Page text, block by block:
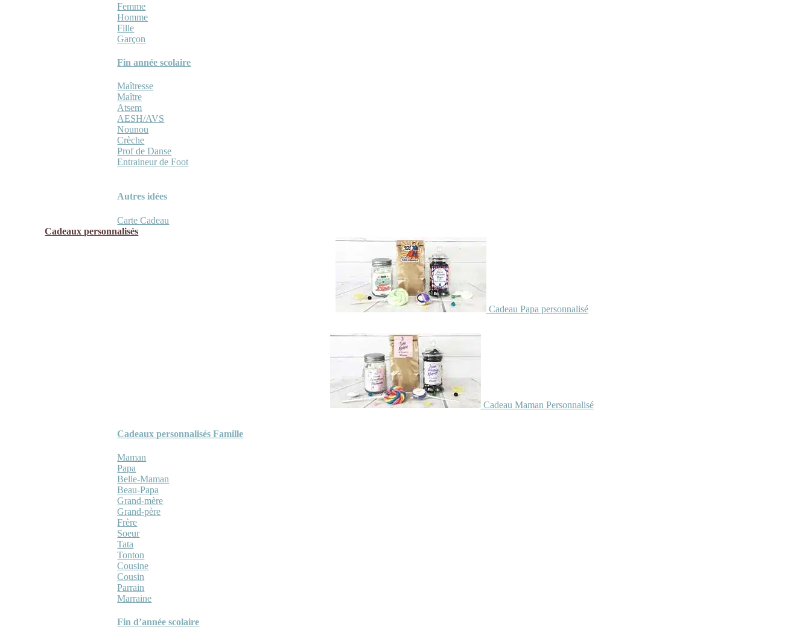
Femme
Homme
Fille
Garçon
Fin année scolaire
Maîtresse
Maître
Atsem
AESH/AVS
Nounou
Crèche
Prof de Danse
Entraineur de Foot
Autres idées
Carte Cadeau
Cadeaux personnalisés
Cadeau Papa personnalisé
Cadeau Maman Personnalisé
Cadeaux personnalisés Famille
Maman
Papa
Belle-Maman
Beau-Papa
Grand-mère
Grand-père
Frère
Soeur
Tata
Tonton
Cousine
Cousin
Parrain
Marraine
Fin d’année scolaire